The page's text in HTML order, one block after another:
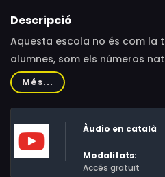
Descripció
Aquesta escola no és com la
alumnes, som els números
fas servir habitualment en les
càlcul. El nostre professor es
Infinit. I et volem demostrar
ho passem bé a l'escola!
Més...
Àudio en català
Modalitats:
Accés gratuït